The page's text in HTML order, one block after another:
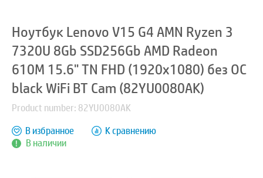
Ноутбук Lenovo V15 G4 AMN Ryzen 3
7320U 8Gb SSD256Gb AMD Radeon
610M 15.6" TN FHD (1920x1080) без ОС
black WiFi BT Cam (82YU0080AK)
Product number: 82YU0080AK
В наличии
В избранное К сравнению